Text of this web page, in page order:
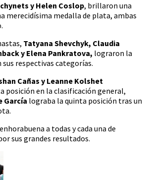
y Helen Coslop, brillaron una
merecidísima medalla de plata, ambas
Tatyana Shevchyk, Claudia
y Elena Pankratova, lograron la
respectivas categorías.
Cañas y Leanne Kolshet
posición en la clasificación general,
García lograba la quinta posición tras un
a todas y cada una de
sus grandes resultados.